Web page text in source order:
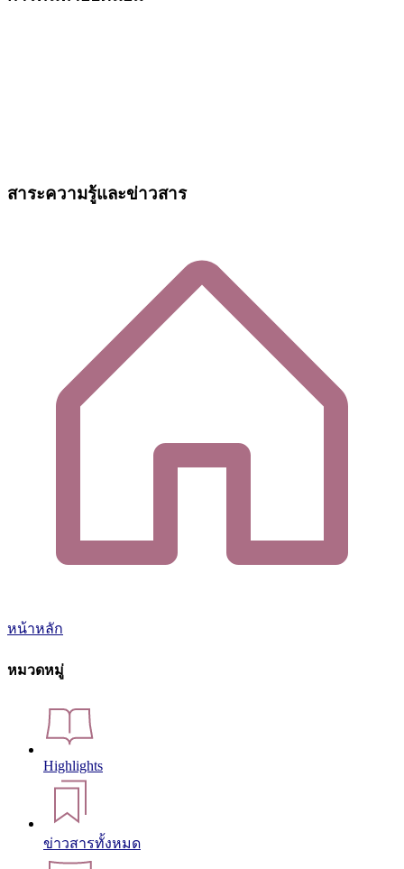
สาระความรู้และข่าวสาร
หน้าหลัก
หมวดหมู่
Highlights
ข่าวสารทั้งหมด